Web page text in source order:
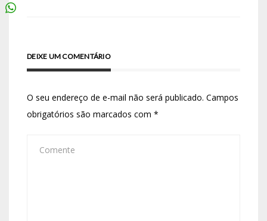
DEIXE UM COMENTÁRIO
O seu endereço de e-mail não será publicado. Campos
obrigatórios são marcados com *